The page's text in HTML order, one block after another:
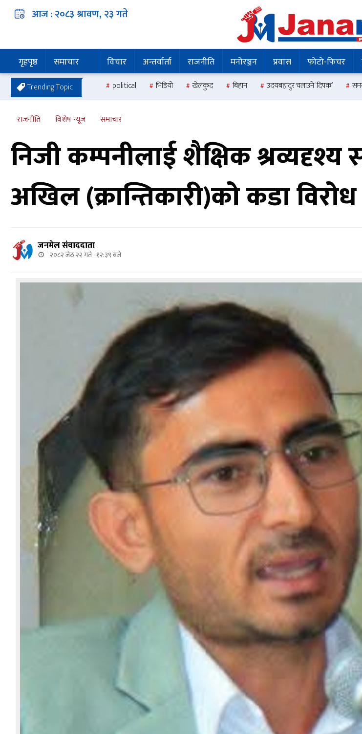
आज :२०८३ श्रावण, २३गते
गृहपृष्ठ समाचार विचार अन्तर्वार्ता राजनीति मनोरञ्जन प्रवास फोटो-फिचर
Trending Topic political भिडियो खेलकुद बिहान उदयबहादुर चलाउने ‘दिपक’
राजनीति विशेष न्यूज समाचार
निजी कम्पनीलाई शैक्षिक श्रव्यदृश्य
अखिल (क्रान्तिकारी)को कडा
जनमेल संवाददाता
२०८२ जेठ २२ गते १२:३९ बजे